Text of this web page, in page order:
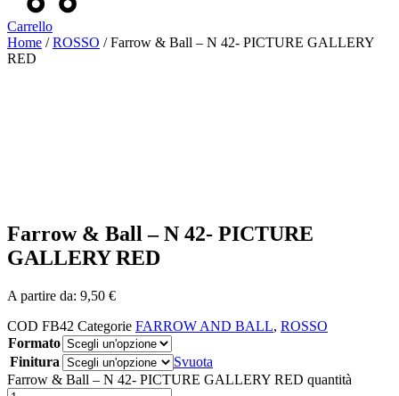
Carrello
Home /ROSSO / Farrow & Ball – N 42- PICTURE GALLERY
RED
Farrow & Ball – N 42- PICTURE
GALLERY RED
A partire da: 9,50 €
COD FB42 Categorie FARROW AND BALL, ROSSO
Formato
Finitura
Svuota
Farrow & Ball – N 42- PICTURE GALLERY RED quantità